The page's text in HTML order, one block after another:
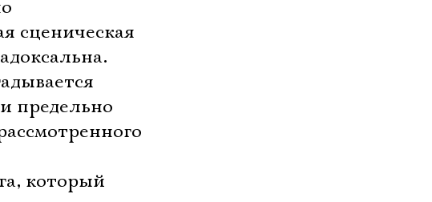
сценическая
предельно
который